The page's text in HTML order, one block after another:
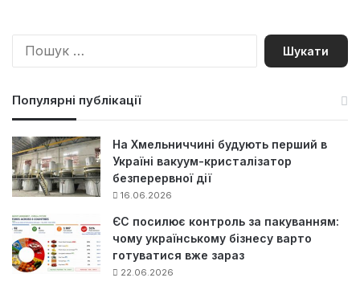
П
Популярні публікації
На Хмельниччині будують перший в
Україні вакуум-кристалізатор
безперервної дії
16.06.2026
ЄС посилює контроль за пакуванням:
чому українському бізнесу варто
готуватися вже зараз
22.06.2026